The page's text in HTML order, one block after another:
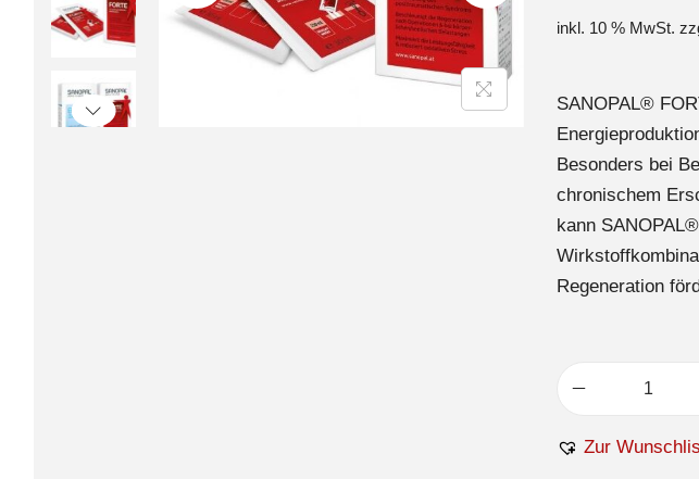
inkl. 10 % MwSt.
SANOPAL®
Besonders bei
chronischem
kann
Regeneration
Zur